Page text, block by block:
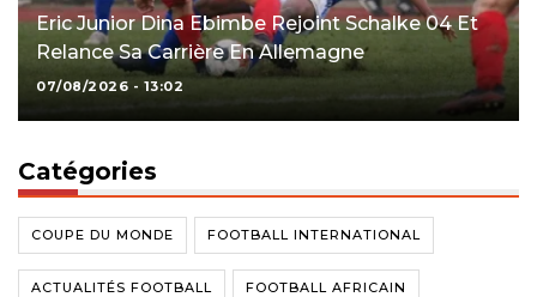
Eric Junior Dina Ebimbe Rejoint Schalke 04 Et
Relance Sa Carrière En Allemagne
07/08/2026 - 13:02
Catégories
COUPE DU MONDE FOOTBALL INTERNATIONAL
ACTUALITÉS FOOTBALL FOOTBALL AFRICAIN